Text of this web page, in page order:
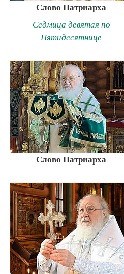
Слово Патриарха
Седмица девятая по
Пятидесятнице
Слово Патриарха